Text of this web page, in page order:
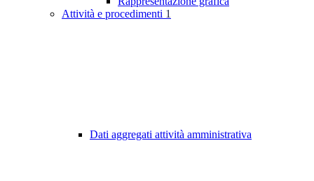
Attività e procedimenti 1
Dati aggregati attività amministrativa